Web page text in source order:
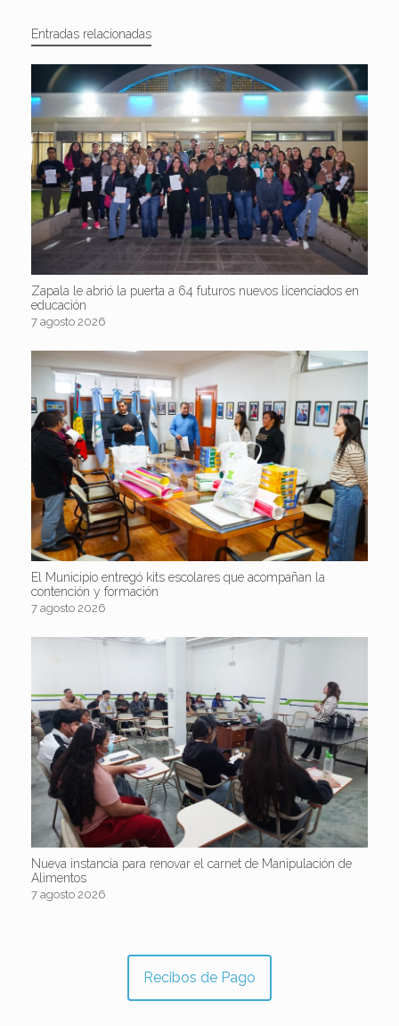
Entradas relacionadas
Zapala le abrió la puerta a 64 futuros nuevos licenciados en
educación
7 agosto 2026
El Municipio entregó kits escolares que acompañan la
contención y formación
7 agosto 2026
Nueva instancia para renovar el carnet de Manipulación de
Alimentos
7 agosto 2026
Recibos de Pago